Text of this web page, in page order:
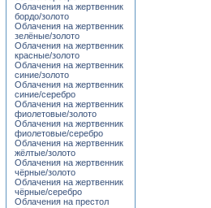
Облачения на жертвенник
бордо/золото
Облачения на жертвенник
зелёные/золото
Облачения на жертвенник
красные/золото
Облачения на жертвенник
синие/золото
Облачения на жертвенник
синие/серебро
Облачения на жертвенник
фиолетовые/золото
Облачения на жертвенник
фиолетовые/серебро
Облачения на жертвенник
жёлтые/золото
Облачения на жертвенник
чёрные/золото
Облачения на жертвенник
чёрные/серебро
Облачения на престол